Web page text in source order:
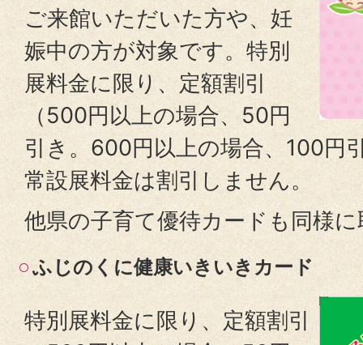
ご来館いただいた方や、妊
娠中の方が対象です。特別
展料金に限り、定額割引
（500円以上の場合、50円
引き。600円以上の場合、100円
常設展料金は割引しません。
他県の子育て優待カードも同様
ふじのくに健康いきいきカード
特別展料金に限り、定額割引